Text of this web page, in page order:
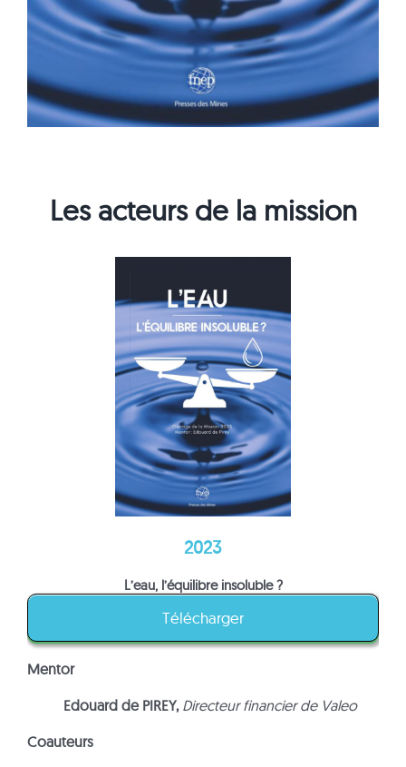
Les acteurs de la mission
2023
L’eau, l’équilibre insoluble ?
Télécharger
Mentor
Edouard de PIREY, Directeur financier de Valeo
Coauteurs